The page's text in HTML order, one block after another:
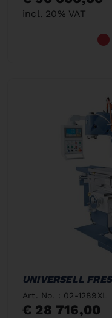
incl. 20% VAT
UNIVERSELL
Art. No. : 02-1289XL
€ 28 716,00